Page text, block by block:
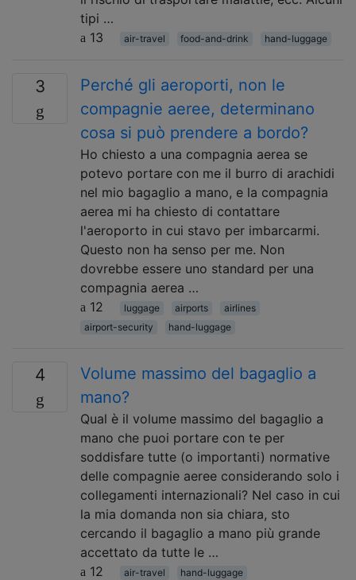
tipi …
13
air-travel food-and-drink hand-luggage
3
Perché gli aeroporti, non le
compagnie aeree, determinano
cosa si può prendere a bordo?
Ho chiesto a una compagnia aerea se
potevo portare con me il burro di arachidi
nel mio bagaglio a mano, e la compagnia
aerea mi ha chiesto di contattare
l'aeroporto in cui stavo per imbarcarmi.
Questo non ha senso per me. Non
dovrebbe essere uno standard per una
compagnia aerea …
12
luggage airports
airlines
airport-security
hand-luggage
4
Volume massimo del bagaglio a
mano?
Qual è il volume massimo del bagaglio a
mano che puoi portare con te per
soddisfare tutte (o importanti) normative
delle compagnie aeree considerando solo i
collegamenti internazionali? Nel caso in cui
la mia domanda non sia chiara, sto
cercando il bagaglio a mano più grande
accettato da tutte le …
12
air-travel hand-luggage